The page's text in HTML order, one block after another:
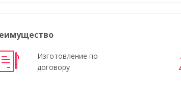
Изготовление по
договору